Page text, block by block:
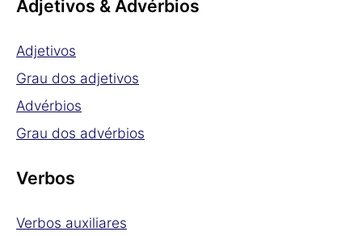
Adjetivos & Advérbios
Adjetivos
Grau dos adjetivos
Advérbios
Grau dos advérbios
Verbos
Verbos auxiliares